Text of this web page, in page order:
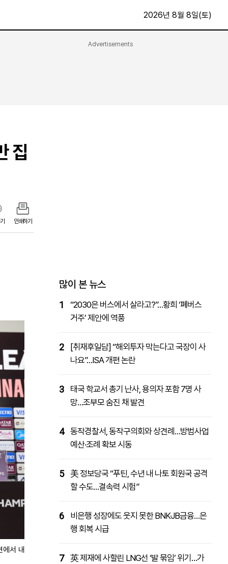
2026년 8월 8일(토)
Advertisements
집
인쇄하기
서 내
많이 본 뉴스
1
“2030은 버스에서 살라고?”…황희 ‘폐버스
거주’ 제안에 역풍
2
[취재후일담] “해외투자 막는다고 국장이 사
나요”…ISA 개편 논란
3
태국 학교서 총기 난사, 용의자 포함 7명 사
망…조부모 숨진 채 발견
4 동작경찰서, 동작구의회와 상견례…방범사업
예산·조례 확보 시동
5
美 정보당국 “푸틴, 수년 내 나토 회원국 공격
할 수도…결속력 시험”
6
비은행 성장에도 웃지 못한 BNK·JB금융…은
행 회복 시급
7 英 제재에 사할린 LNG선 ‘발 묶임’ 위기…가